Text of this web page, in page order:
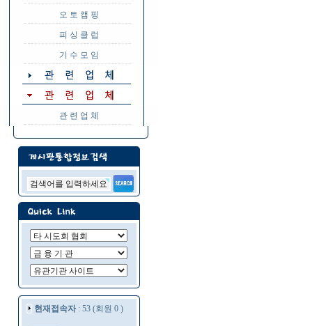
오 토 캠 핑
피 싱 클 럽
기 수 모 임
관 련 업 체
현재접속자: 53 (회원 0 )